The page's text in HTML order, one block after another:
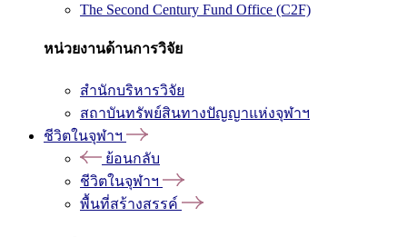
The Second Century Fund Office (C2F)
หน่วยงานด้านการวิจัย
สำนักบริหารวิจัย
สถาบันทรัพย์สินทางปัญญาแห่งจุฬาฯ
ชีวิตในจุฬาฯ
ย้อนกลับ
ชีวิตในจุฬาฯ
พื้นที่สร้างสรรค์